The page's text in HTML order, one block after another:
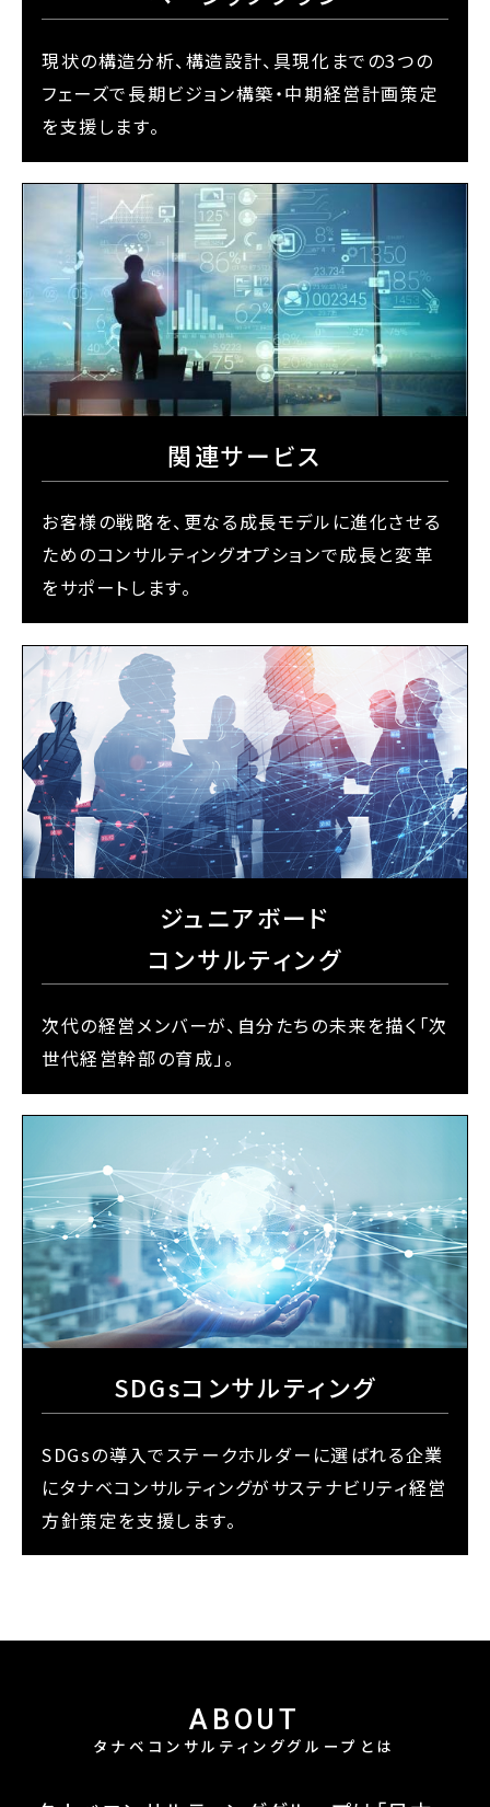
現状の構造分析、構造設計、具現化までの3つの
フェーズで長期ビジョン構築・中期経営計画策定
を支援します。
関連サービス
お客様の戦略を、更なる成長モデルに進化させる
ためのコンサルティングオプションで成長と変革
をサポートします。
ジュニアボード
コンサルティング
次代の経営メンバーが、自分たちの未来を描く「次
世代経営幹部の育成」。
SDGsコンサルティング
SDGsの導入でステークホルダーに選ばれる企業
にタナベコンサルティングがサステナビリティ経営
方針策定を支援します。
ABOUT
タナベコンサルティンググループとは